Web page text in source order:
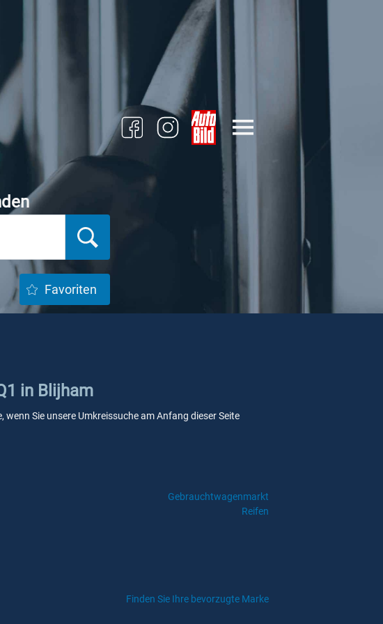
Favoriten
in Blijham
Sie unsere Umkreissuche am Anfang dieser Seite
Gebrauchtwagenmarkt
Reifen
Finden Sie Ihre bevorzugte Marke